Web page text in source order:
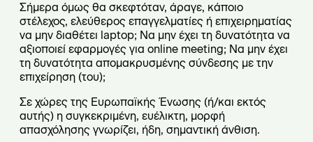
Σήμερα όμως θα σκεφτόταν, άραγε, κάποιο
στέλεχος, ελεύθερος επαγγελματίες ή επιχειρηματίας
να μην διαθέτει laptop; Να μην έχει τη δυνατότητα να
αξιοποιεί εφαρμογές για online meeting; Να μην έχει
τη δυνατότητα απομακρυσμένης σύνδεσης με την
επιχείρηση (του);
Σε χώρες της Ευρωπαϊκής Ένωσης (ή/και εκτός
αυτής) η συγκεκριμένη, ευέλικτη, μορφή
απασχόλησης γνωρίζει, ήδη, σημαντική άνθιση.